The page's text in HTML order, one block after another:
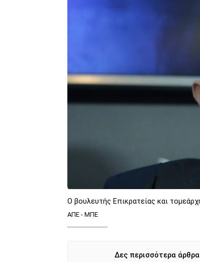
Ο βουλευτής Επικρατείας και
ΑΠΕ - ΜΠΕ
Δες περισσότερα